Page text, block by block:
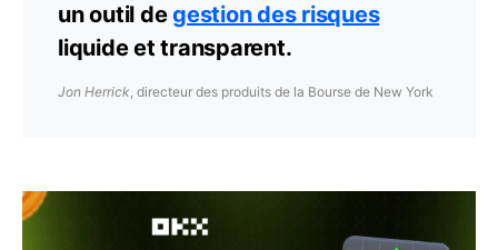
un outil degestion des risques
liquide et transparent.
Jon Herrick, directeur des produits de la Bourse de New York